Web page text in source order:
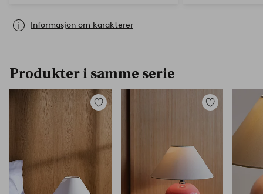
Informasjon om karakterer
Produkter i samme serie
Legg
til
favoritter
Legg